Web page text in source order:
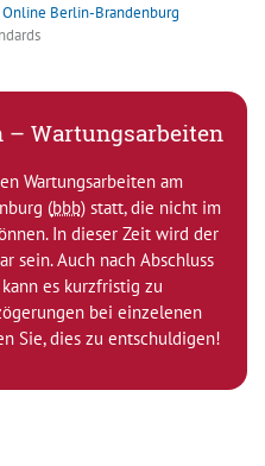
Berlin-Brandenburg
Wartungsarbeiten
Wartungsarbeiten am
(bbb) statt, die nicht im
In dieser Zeit wird der
sein. Auch nach Abschluss
es kurzfristig zu
bei einzelenen
Sie, dies zu entschuldigen!